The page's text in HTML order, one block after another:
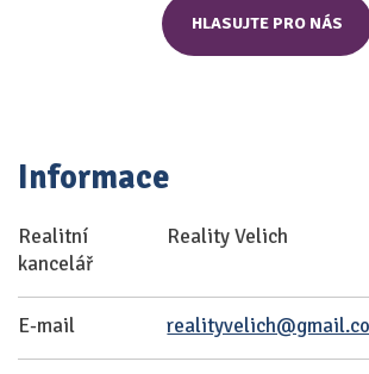
HLASUJTE PRO NÁS
Informace
Realitní
kancelář
Reality Velich
E-mail